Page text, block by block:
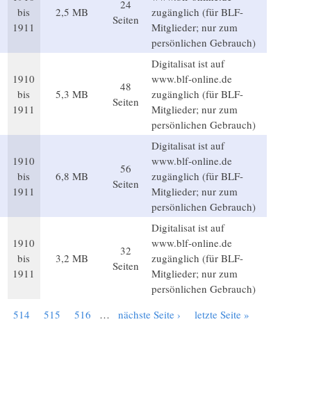
bis
1911
2,5 MB
24
Seiten
zugänglich (für BLF-
Mitglieder; nur zum
persönlichen Gebrauch)
1910
bis
1911
5,3 MB
48
Seiten
Digitalisat ist auf
www.blf-online.de
zugänglich (für BLF-
Mitglieder; nur zum
persönlichen Gebrauch)
1910
bis
1911
6,8 MB
56
Seiten
Digitalisat ist auf
www.blf-online.de
zugänglich (für BLF-
Mitglieder; nur zum
persönlichen Gebrauch)
1910
bis
1911
3,2 MB
32
Seiten
Digitalisat ist auf
www.blf-online.de
zugänglich (für BLF-
Mitglieder; nur zum
persönlichen Gebrauch)
514 515 516 … nächste Seite ›
letzte Seite »